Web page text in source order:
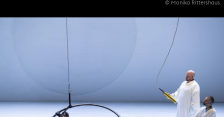
© Monika Rittershaus